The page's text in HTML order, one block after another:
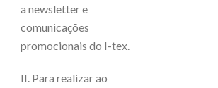
a newsletter e
comunicações
promocionais do I-tex.
II. Para realizar ao